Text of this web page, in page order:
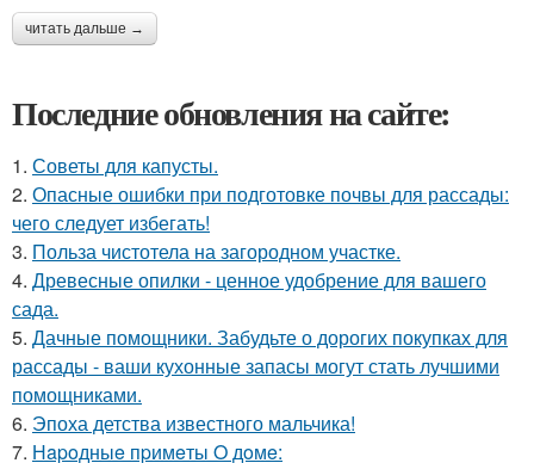
читать дальше →
Последние обновления на сайте:
1. Советы для капусты.
2. Опасные ошибки при подготовке почвы для рассады:
чего следует избегать!
3. Польза чистотела на загородном участке.
4. Древесные опилки - ценное удобрение для вашего
сада.
5. Дачные помощники. Забудьте о дорогих покупках для
рассады - ваши кухонные запасы могут стать лучшими
помощниками.
6. Эпоха детства известного мальчика!
7. Нapoдныe пpимeты O дoмe: